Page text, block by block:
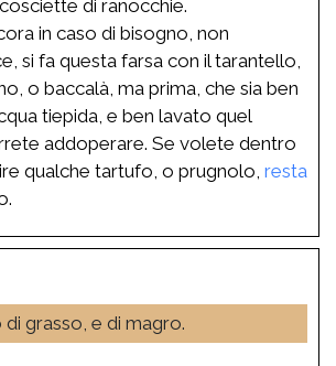
di ranocchie.
in caso di bisogno, non
si fa questa farsa con il tarantello,
o baccalà, ma prima, che sia ben
tiepida, e ben lavato quel
addoperare. Se volete dentro
qualche tartufo, o prugnolo, resta
di grasso, e di magro.